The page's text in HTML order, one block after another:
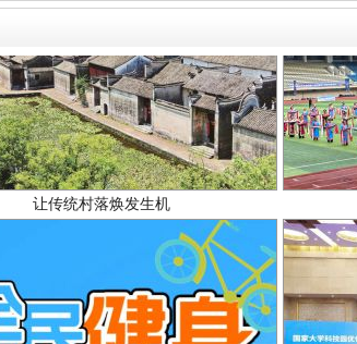
让传统村落焕发生机